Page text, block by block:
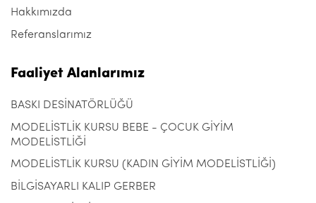
Hakkımızda
Referanslarımız
Faaliyet Alanlarımız
BASKI DESİNATÖRLÜĞÜ
MODELİSTLİK KURSU BEBE - ÇOCUK GİYİM
MODELİSTLİĞİ
MODELİSTLİK KURSU (KADIN GİYİM MODELİSTLİĞİ)
BİLGİSAYARLI KALIP GERBER